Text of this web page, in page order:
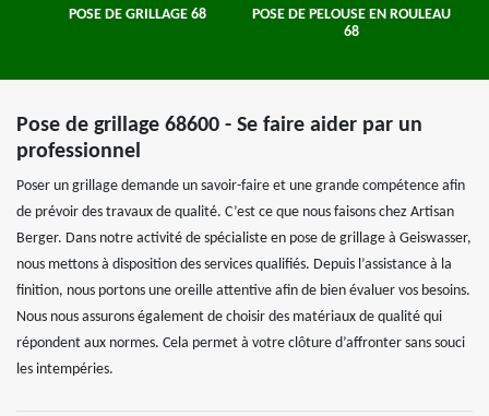
POSE DE GRILLAGE 68
POSE DE PELOUSE EN ROULEAU
68
Pose de grillage 68600 - Se faire aider par un
professionnel
Poser un grillage demande un savoir-faire et une grande compétence afin
de prévoir des travaux de qualité. C’est ce que nous faisons chez Artisan
Berger. Dans notre activité de spécialiste en pose de grillage à Geiswasser,
nous mettons à disposition des services qualifiés. Depuis l’assistance à la
finition, nous portons une oreille attentive afin de bien évaluer vos besoins.
Nous nous assurons également de choisir des matériaux de qualité qui
répondent aux normes. Cela permet à votre clôture d’affronter sans souci
les intempéries.